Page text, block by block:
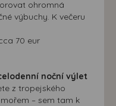
ohromná
výbuchy. K večeru
70 eur
noční výlet
z tropejského
– sem tam k